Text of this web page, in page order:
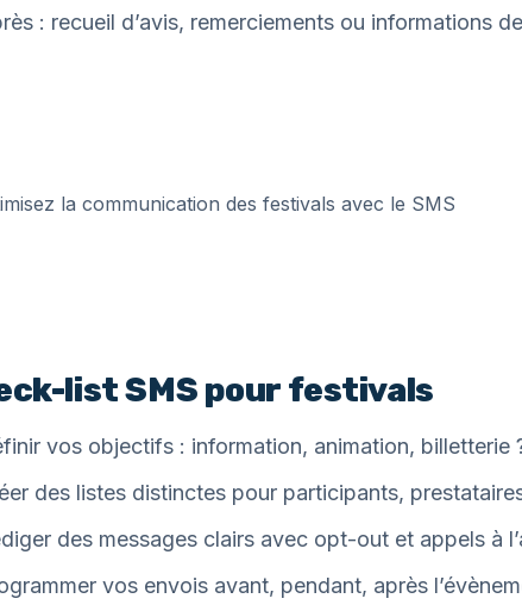
: recueil d’avis, remerciements ou informations
list SMS pour festivals
vos objectifs : information, animation, billetterie
des listes distinctes pour participants,
des messages clairs avec opt-out et appels à
vos envois avant, pendant, après